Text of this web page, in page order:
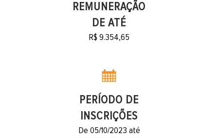
REMUNERAÇÃO
DE ATÉ
R$ 9.354,65
PERÍODO DE
INSCRIÇÕES
De 05/10/2023 até